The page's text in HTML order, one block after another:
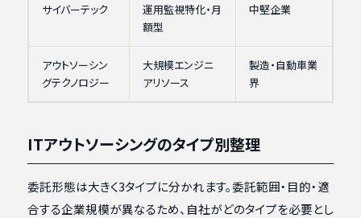
サイバーテック
運用監視特化・月
額型
中堅企業
アウトソーシン
グテクノロジー
大規模エンジニ
アリソース
製造・自動車業
界
ITアウトソーシングのタイプ別整理
委託形態は大きく3タイプに分かれます。委託範囲・目的・適
合する企業規模が異なるため、自社がどのタイプを必要とし